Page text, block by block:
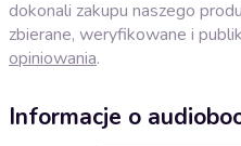
dokonali zakupu naszego
zbierane, weryfikowane i
opiniowania.
Informacje o